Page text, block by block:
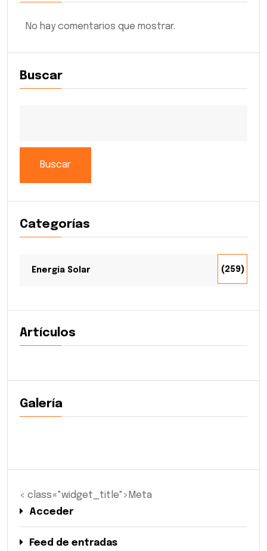
No hay comentarios que mostrar.
Buscar
Buscar
Categorías
Energía Solar (259)
Artículos
Galería
< class="widget_title">Meta
Acceder
Feed de entradas